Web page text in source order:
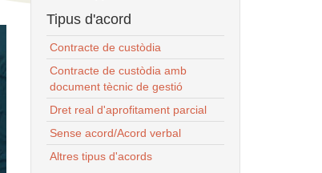
Tipus d'acord
Contracte de custòdia
Contracte de custòdia amb
document tècnic de gestió
Dret real d'aprofitament parcial
Sense acord/Acord verbal
Altres tipus d'acords